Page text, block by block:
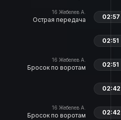
16 Жебелев А.
Острая передача 02:57
02:51
16 Жебелев А.
Бросок по воротам 02:51
02:42
16 Жебелев А.
Бросок по воротам 02:42